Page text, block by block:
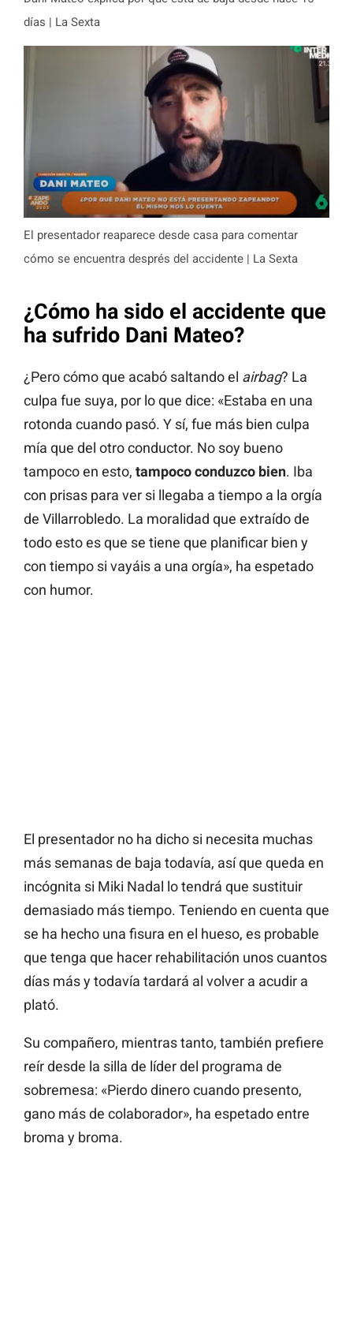
días | La Sexta
El presentador reaparece desde casa para comentar
cómo se encuentra després del accidente | La Sexta
¿Cómo ha sido el accidente que
ha sufrido Dani Mateo?
¿Pero cómo que acabó saltando el airbag? La
culpa fue suya, por lo que dice: «Estaba en una
rotonda cuando pasó. Y sí, fue más bien culpa
mía que del otro conductor. No soy bueno
tampoco en esto, tampoco conduzco bien. Iba
con prisas para ver si llegaba a tiempo a la orgía
de Villarrobledo. La moralidad que extraído de
todo esto es que se tiene que planificar bien y
con tiempo si vayáis a una orgía», ha espetado
con humor.
El presentador no ha dicho si necesita muchas
más semanas de baja todavía, así que queda en
incógnita si Miki Nadal lo tendrá que sustituir
demasiado más tiempo. Teniendo en cuenta que
se ha hecho una fisura en el hueso, es probable
que tenga que hacer rehabilitación unos cuantos
días más y todavía tardará al volver a acudir a
plató.
Su compañero, mientras tanto, también prefiere
reír desde la silla de líder del programa de
sobremesa: «Pierdo dinero cuando presento,
gano más de colaborador», ha espetado entre
broma y broma.